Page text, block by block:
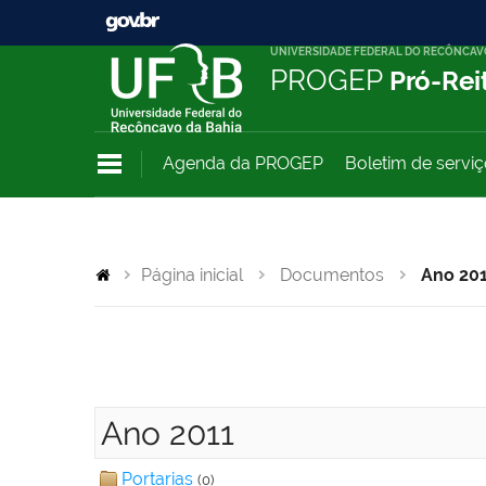
UNIVERSIDADE FEDERAL DO
PROGEP Pró-
Agenda da PROGEP Boletim de
Página inicial Documentos Ano
Ano 2011
Portarias (0)